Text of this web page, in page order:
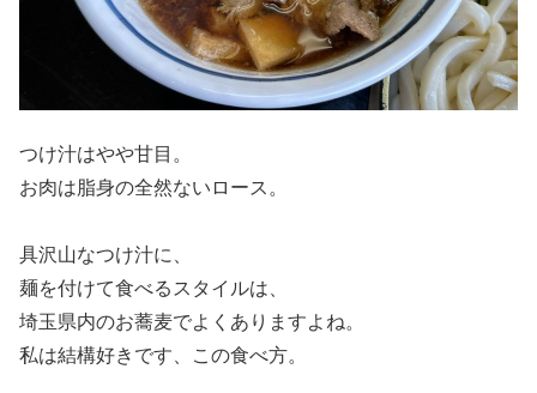
つけ汁はやや甘目。
お肉は脂身の全然ないロース。
具沢山なつけ汁に、
麺を付けて食べるスタイルは、
埼玉県内のお蕎麦でよくありますよね。
私は結構好きです、この食べ方。